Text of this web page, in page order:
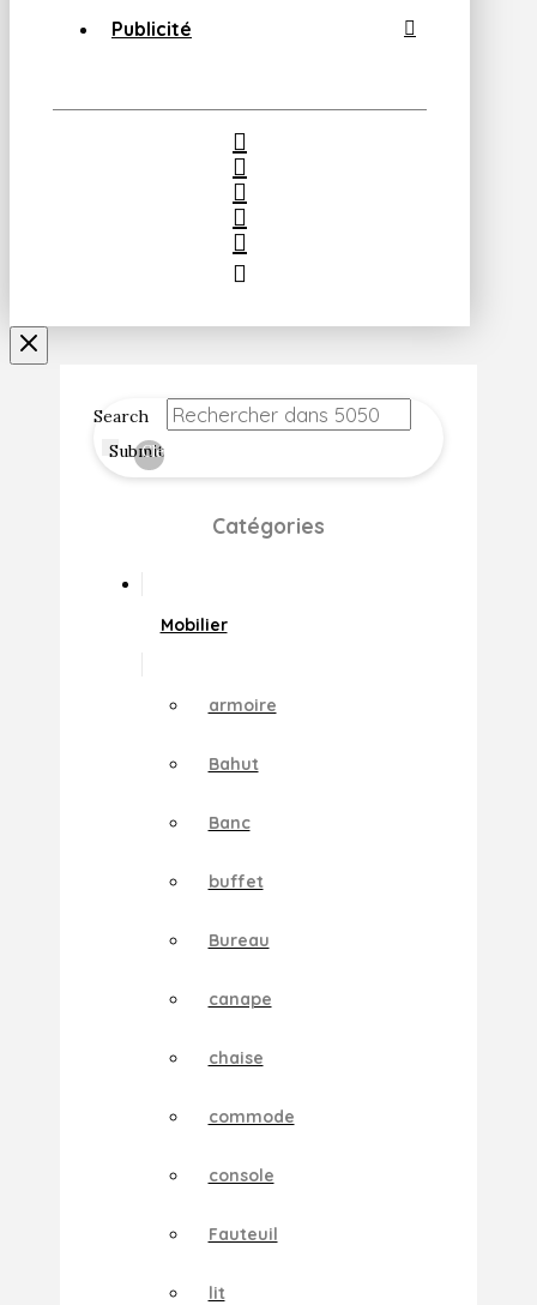
Publicité
Search
Submit
Clear
Catégories
Mobilier
armoire
Bahut
Banc
buffet
Bureau
canape
chaise
commode
console
Fauteuil
lit